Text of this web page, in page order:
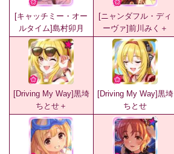
[キャッチミー・オー
ルタイム]島村卯月
[ニャンダフル・ディ
ーヴァ]前川みく＋
[Driving My Way]黒埼
ちとせ＋
[Driving My Way]黒埼
ちとせ